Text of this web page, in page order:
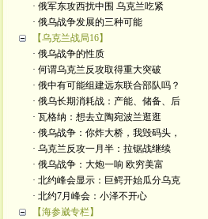
· 俄军东攻西扰中围 乌克兰吃紧
· 俄乌战争发展的三种可能
【乌克兰战局16】
· 俄乌战争的性质
· 何谓乌克兰反攻取得重大突破
· 俄中有可能组建远东联合部队吗？
· 俄乌长期消耗战：产能、储备、后
· 瓦格纳：想去立陶宛波兰逛逛
· 俄乌战争：你炸大桥，我毁码头，
· 乌克兰反攻一月半：拉锯战继续
· 俄乌战争：大炮一响 欧穷美富
· 北约峰会显示：巨鳄开始瓜分乌克
· 北约7月峰会：小泽不开心
【海参崴专栏】